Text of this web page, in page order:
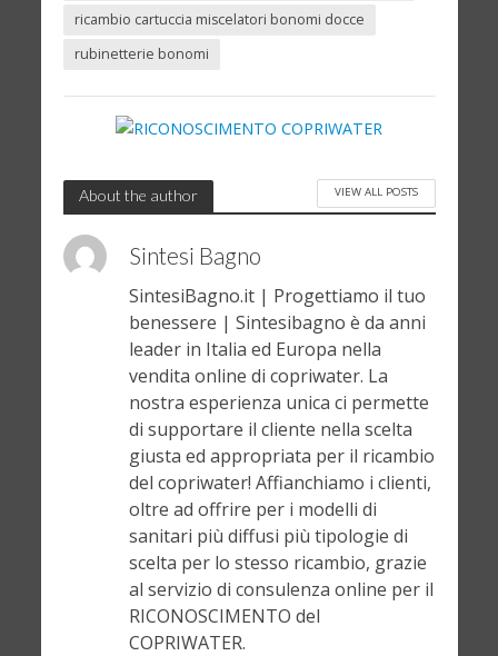
ricambio cartuccia miscelatori bonomi docce
rubinetterie bonomi
About the author VIEW ALL POSTS
Sintesi Bagno
SintesiBagno.it | Progettiamo il tuo
benessere | Sintesibagno è da anni
leader in Italia ed Europa nella
vendita online di copriwater. La
nostra esperienza unica ci permette
di supportare il cliente nella scelta
giusta ed appropriata per il ricambio
del copriwater! Affianchiamo i clienti,
oltre ad offrire per i modelli di
sanitari più diffusi più tipologie di
scelta per lo stesso ricambio, grazie
al servizio di consulenza online per il
RICONOSCIMENTO del
COPRIWATER.